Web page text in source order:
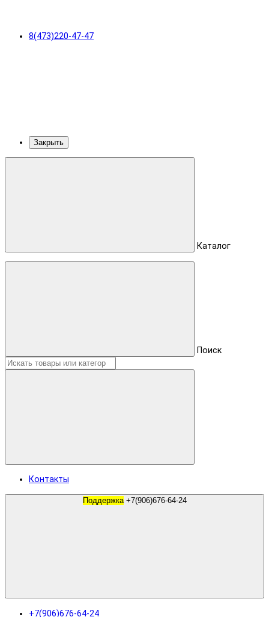
8(473)220-47-47
Закрыть
Каталог
Поиск
Контакты
Поддержка +7(906)676-64-24
+7(906)676-64-24